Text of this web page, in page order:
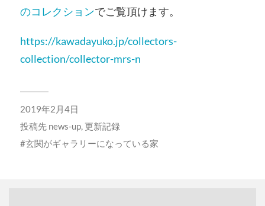
のコレクションでご覧頂けます。
https://kawadayuko.jp/collectors-
collection/collector-mrs-n
2019年2月4日
投稿先 news-up, 更新記録
玄関がギャラリーになっている家